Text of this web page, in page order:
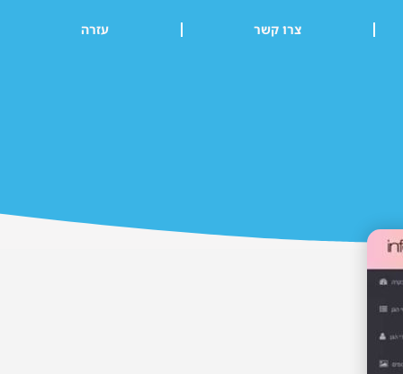
צרו קשר עזרה